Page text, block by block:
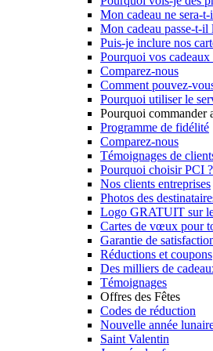
Mon cadeau ne sera-t-
Mon cadeau passe-t-il
Puis-je inclure nos
Pourquoi vos cadeaux
Comparez-nous
Comment pouvez-
Pourquoi utiliser le
Pourquoi commander
Programme de fidélité
Comparez-nous
Témoignages de
Pourquoi choisir PCI ?
Nos clients entreprises
Photos des
Logo GRATUIT sur
Cartes de vœux pour
Garantie de
Réductions et coupons
Des milliers de
Témoignages
Offres des Fêtes
Codes de réduction
Nouvelle année
Saint Valentin